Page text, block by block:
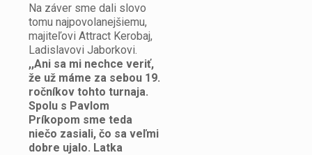
Na záver sme dali slovo
tomu najpovolanejšiemu,
majiteľovi Attract Kerobaj,
Ladislavovi Jaborkovi.
,,Ani sa mi nechce veriť,
že už máme za sebou 19.
ročníkov tohto turnaja.
Spolu s Pavlom
Príkopom sme teda
niečo zasiali, čo sa veľmi
dobre ujalo. Latka